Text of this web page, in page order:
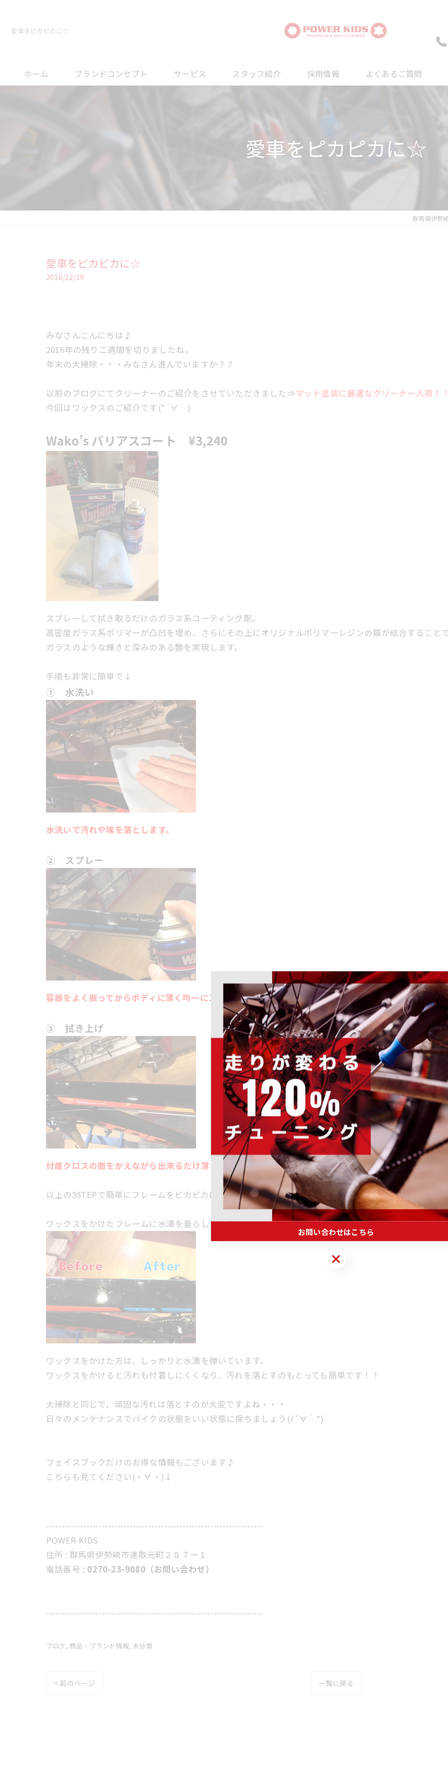
愛車をピカピカに☆
ホーム ブランドコンセプト サービス
フィッティングについて
スタッフ紹介 採用情報 よくあるご質問
愛車をピカピカに☆
群馬県伊勢
愛車をピカピカに☆
2016/12/19
みなさんこんにちは♪
2016年の残り二週間を切りましたね。
年末の大掃除・・・みなさん進んでいますか？？
以前のブログにてクリーナーのご紹介をさせていただきました⇒マット塗装に最適なクリーナー入荷！！
今回はワックスのご紹介です(*´∀｀)
Wako’s バリアスコート ¥3,240
スプレーして拭き取るだけのガラス系コーティング剤。
高密度ガラス系ポリマーが凸凹を埋め、さらにその上にオリジナルポリマーレジンの膜が結合すること
ガラスのような輝きと深みのある艶を実現します。
手順も非常に簡単で↓
① 水洗い
水洗いで汚れや埃を落とします。
② スプレー
容器をよく振ってからボディに薄く均一にスプレーします。
③ 拭き上げ
付属クロスの面をかえながら出来るだけ薄く塗り伸ばすように拭き上げてください。
以上の3STEPで簡単にフレームをピカピカにできます☆彡
ワックスをかけたフレームに水滴を垂らしてみると・・
ワックスをかけた方は、しっかりと水滴を弾いています。
ワックスをかけると汚れも付着しにくくなり、汚れを落とすのもとっても簡単です！！
大掃除と同じで、頑固な汚れは落とすのが大変ですよね・・・
日々のメンテナンスでバイクの状態をいい状態に保ちましょう(ﾉ´∀｀*)
フェイスブックだけのお得な情報もございます♪
こちらも見てください(・∀・)↓
----------------------------------------------------------------------
POWER-KIDS
住所 : 群馬県伊勢崎市連取元町２８７ー１
電話番号 : 0270-23-9080（お問い合わせ）
----------------------------------------------------------------------
ブログ 商品・ブランド情報 未分類
< 前のページ 一覧に戻る
お問い合わせはこちら
お問い合わせはこちら